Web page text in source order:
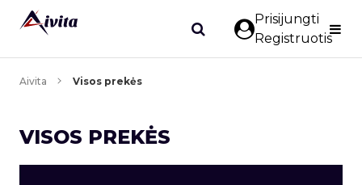
Prisijungti
Registruotis
Aivita Visos prekės
VISOS PREKĖS